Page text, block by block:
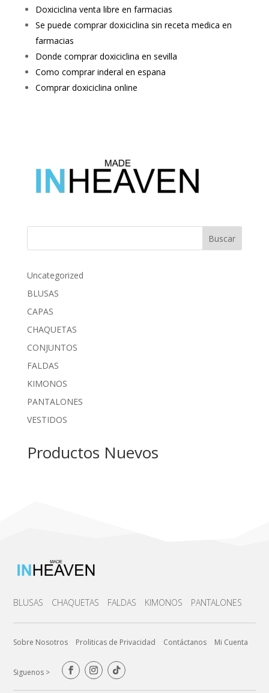
Doxiciclina venta libre en farmacias
Se puede comprar doxiciclina sin receta medica en
farmacias
Donde comprar doxiciclina en sevilla
Como comprar inderal en espana
Comprar doxiciclina online
Buscar
Uncategorized
BLUSAS
CAPAS
CHAQUETAS
CONJUNTOS
FALDAS
KIMONOS
PANTALONES
VESTIDOS
Productos Nuevos
BLUSAS CHAQUETAS FALDAS KIMONOS PANTALONES
Sobre Nosotros Proliticas de Privacidad Contáctanos Mi Cuenta
Siguenos >